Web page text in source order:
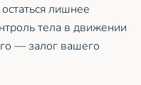
лишнее
тела в движении
— залог вашего